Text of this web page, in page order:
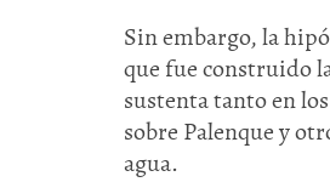
Sin embargo, la
que fue construido
sustenta tanto en
sobre Palenque y
agua.